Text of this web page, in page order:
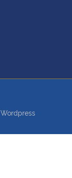
Wordpress